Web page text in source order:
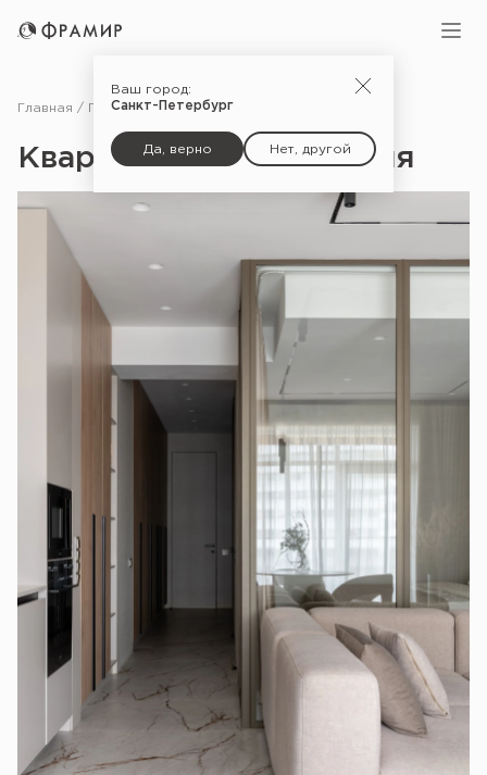
Ваш город:
Санкт-Петербург
Да, верно Нет, другой
Главная Портфолио
Квартира выходного дня